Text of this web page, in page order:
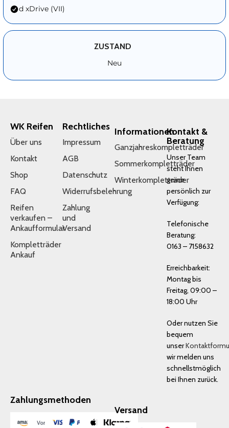
d xDrive (VII)
ZUSTAND
Neu
WK Reifen
Über uns
Kontakt
Shop
FAQ
Reifen
verkaufen –
Ankaufformular
Kompletträder
Ankauf
Rechtliches
Impressum
AGB
Datenschutz
Widerrufsbelehrung
Zahlung
und
Versand
Informationen
Ganzjahreskompletträder
Sommerkompletträder
Winterkompletträder
Kontakt &
Beratung
Unser Team
steht Ihnen
gerne
persönlich zur
Verfügung:
Telefonische
Beratung:
0163 – 7158632
Erreichbarkeit:
Montag bis
Freitag, 09:00 –
18:00 Uhr
Oder nutzen Sie
bequem
unser
wir melden uns
schnellstmöglich
bei Ihnen zurück.
Zahlungsmethoden
Versand